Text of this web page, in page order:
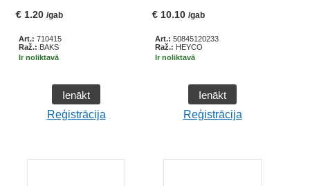
€ 1.20 /gab
Art.: 710415
Raž.: BAKS
Ir noliktavā
Ienākt
Reģistrācija
€ 10.10 /gab
Art.: 50845120233
Raž.: HEYCO
Ir noliktavā
Ienākt
Reģistrācija